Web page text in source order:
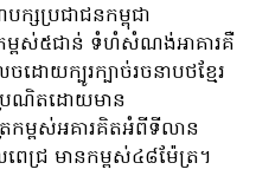
ក្សប្រជាជនកម្ពុជា
ពស់៥ជាន់ ទំហំសំណង់អាគារគឺ
ោយក្បូរក្បាច់រចនាបថខ្មែរ
រណិតដោយមាន
ម្ពស់អគារគិតអំពីទីលាន
ជ្រ មានកម្ពស់៤៨ម៉ែត្រ។